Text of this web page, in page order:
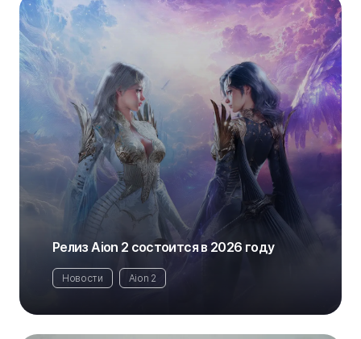
Релиз Aion 2 состоится в 2026 году
Новости Aion 2